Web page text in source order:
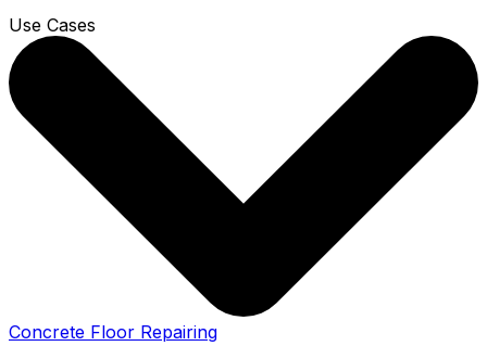
Use Cases
Concrete Floor Repairing